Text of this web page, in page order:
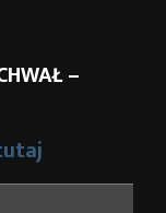
–